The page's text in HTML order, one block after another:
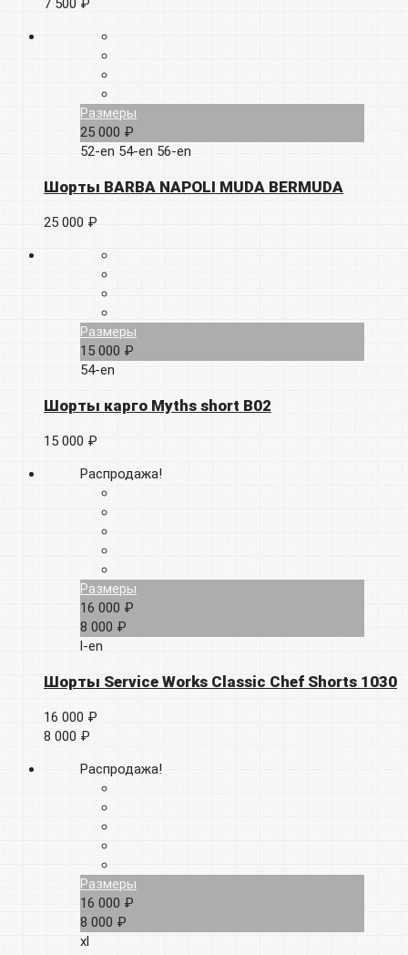
7 500 ₽
Размеры
25 000 ₽
52-en 54-en 56-en
Шорты BARBA NAPOLI MUDA BERMUDA
25 000 ₽
Размеры
15 000 ₽
54-en
Шорты карго Myths short B02
15 000 ₽
Распродажа!
Размеры
16 000 ₽
8 000 ₽
l-en
Шорты Service Works Classic Chef Shorts 1030
16 000 ₽
8 000 ₽
Распродажа!
Размеры
16 000 ₽
8 000 ₽
xl